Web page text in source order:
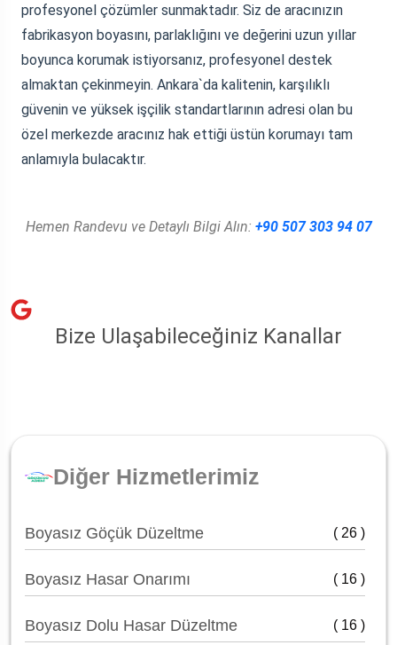
profesyonel çözümler sunmaktadır. Siz de aracınızın
fabrikasyon boyasını, parlaklığını ve değerini uzun yıllar
boyunca korumak istiyorsanız, profesyonel destek
almaktan çekinmeyin. Ankara`da kalitenin, karşılıklı
güvenin ve yüksek işçilik standartlarının adresi olan bu
özel merkezde aracınız hak ettiği üstün korumayı tam
anlamıyla bulacaktır.
Hemen Randevu ve Detaylı Bilgi Alın: +90 507 303 94 07
Bize Ulaşabileceğiniz Kanallar
Diğer Hizmetlerimiz
Boyasız Göçük Düzeltme ( 26 )
Boyasız Hasar Onarımı ( 16 )
Boyasız Dolu Hasar Düzeltme ( 16 )